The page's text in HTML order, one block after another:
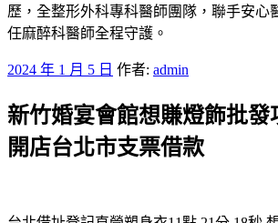
容
歷，全整形外科專科醫師團隊，聯手安心
任麻醉科醫師全程守護。
發
於
2024 年 1 月 5 日 作者: admin
新竹婚宴會館想賺燈飾批發
開店台北市支票借款